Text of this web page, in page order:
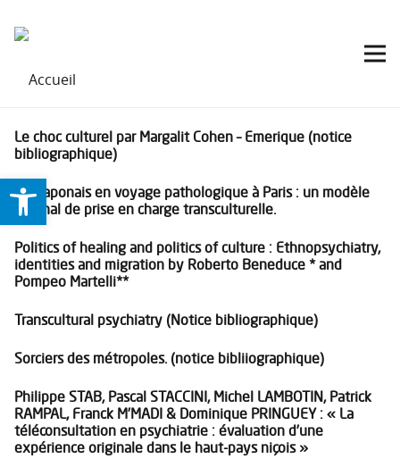
Le choc culturel par Margalit Cohen – Emerique (notice
bibliographique)
Les japonais en voyage pathologique à Paris : un modèle
original de prise en charge transculturelle.
Politics of healing and politics of culture : Ethnopsychiatry,
identities and migration by Roberto Beneduce * and
Pompeo Martelli**
Transcultural psychiatry (Notice bibliographique)
Sorciers des métropoles. (notice bibliiographique)
Philippe STAB, Pascal STACCINI, Michel LAMBOTIN, Patrick
RAMPAL, Franck M’MADI & Dominique PRINGUEY : « La
téléconsultation en psychiatrie : évaluation d’une
expérience originale dans le haut-pays niçois »
Ouvrir la barre d’outils